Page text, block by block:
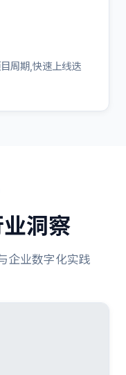
周期,快速上线迭
洞察
企业数字化实践